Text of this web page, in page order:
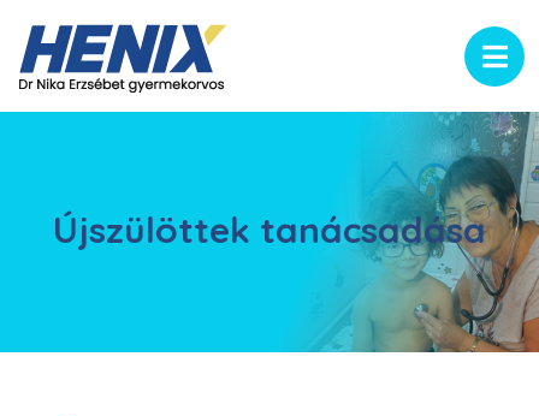
Újszülöttek tanácsadása